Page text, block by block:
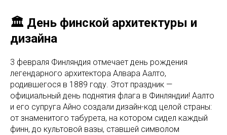
🏛️ День финской архитектуры и
дизайна
3 февраля Финляндия отмечает день рождения
легендарного архитектора Алвара Аалто,
родившегося в 1889 году. Этот праздник —
официальный день поднятия флага в Финляндии! Аалто
и его супруга Айно создали дизайн-код целой страны:
от знаменитого табурета, на котором сидел каждый
финн, до культовой вазы, ставшей символом